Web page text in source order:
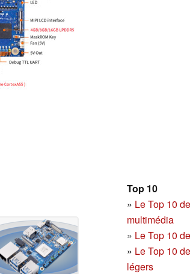
Top 10
» Le Top 10
multimédia
» Le Top 10
» Le Top 10
légers